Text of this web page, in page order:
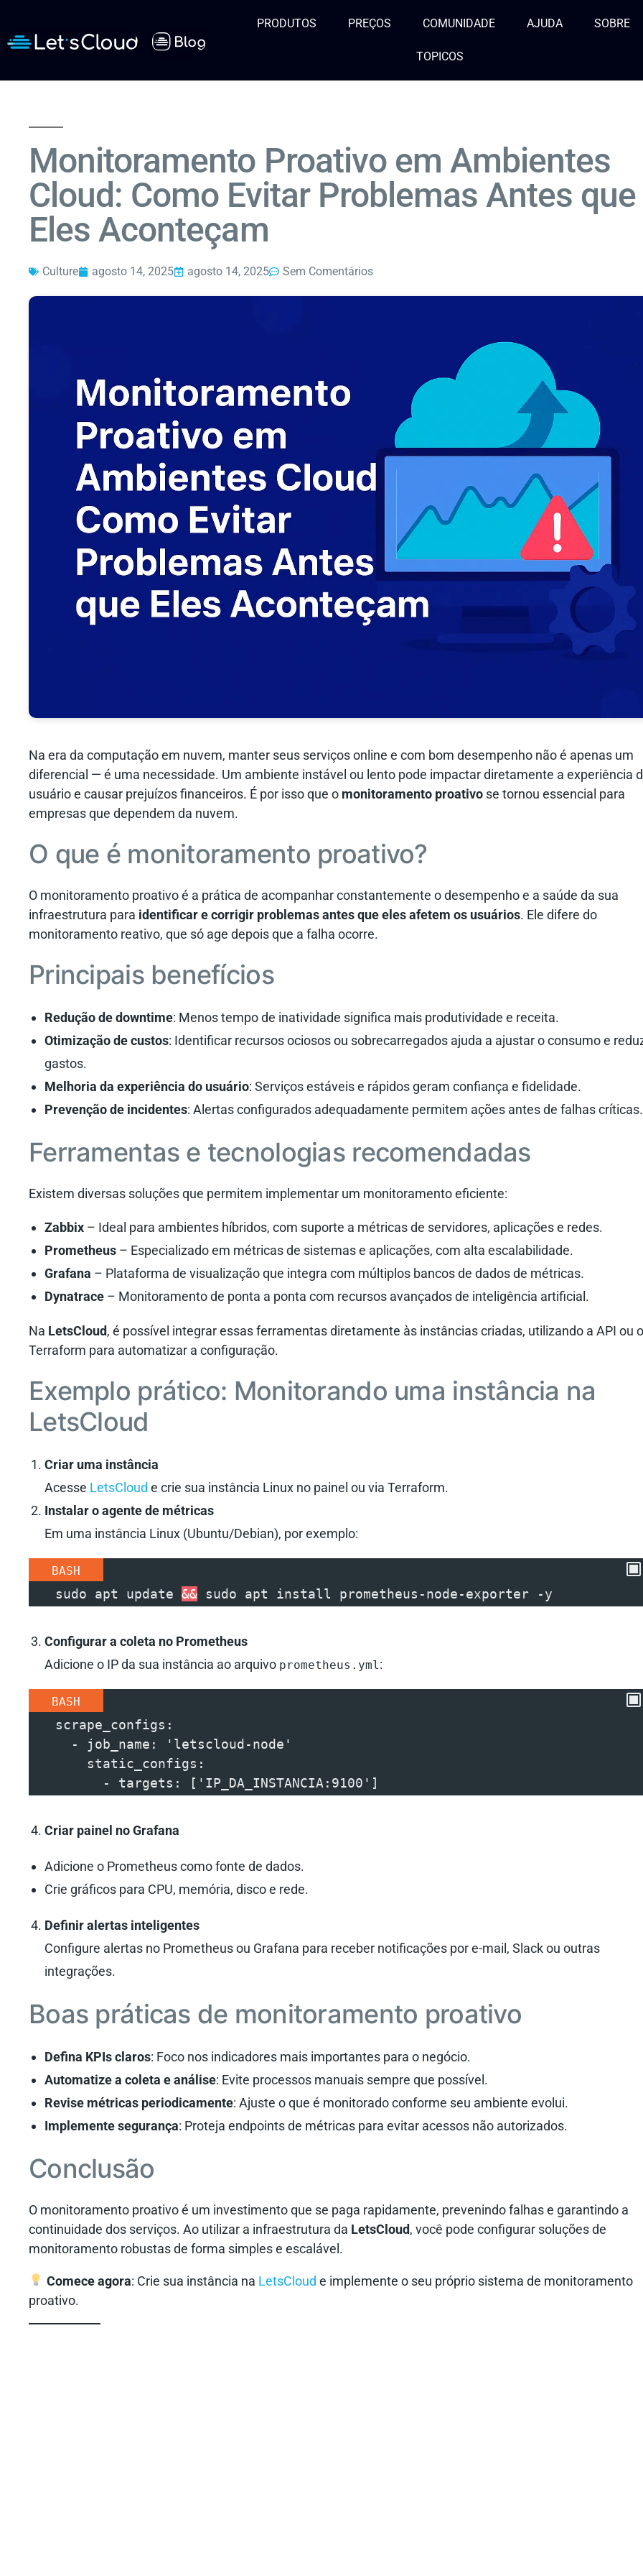
PRODUTOS PREÇOS COMUNIDADE AJUDA SOBRE
TOPICOS
Monitoramento Proativo em Ambientes
Cloud: Como Evitar Problemas Antes que
Eles Aconteçam
Culture agosto 14, 2025 agosto 14, 2025 Sem Comentários
Na era da computação em nuvem, manter seus serviços online e com bom desempenho não é apenas um
diferencial — é uma necessidade. Um ambiente instável ou lento pode impactar diretamente a experiência
usuário e causar prejuízos financeiros. É por isso que o monitoramento proativo se tornou essencial para
empresas que dependem da nuvem.
O que é monitoramento proativo?
O monitoramento proativo é a prática de acompanhar constantemente o desempenho e a saúde da sua
infraestrutura para identificar e corrigir problemas antes que eles afetem os usuários. Ele difere do
monitoramento reativo, que só age depois que a falha ocorre.
Principais benefícios
Redução de downtime: Menos tempo de inatividade significa mais produtividade e receita.
Otimização de custos: Identificar recursos ociosos ou sobrecarregados ajuda a ajustar o consumo e
gastos.
Melhoria da experiência do usuário: Serviços estáveis e rápidos geram confiança e fidelidade.
Prevenção de incidentes: Alertas configurados adequadamente permitem ações antes de falhas críticas.
Ferramentas e tecnologias recomendadas
Existem diversas soluções que permitem implementar um monitoramento eficiente:
Zabbix – Ideal para ambientes híbridos, com suporte a métricas de servidores, aplicações e redes.
Prometheus – Especializado em métricas de sistemas e aplicações, com alta escalabilidade.
Grafana – Plataforma de visualização que integra com múltiplos bancos de dados de métricas.
Dynatrace – Monitoramento de ponta a ponta com recursos avançados de inteligência artificial.
Na LetsCloud, é possível integrar essas ferramentas diretamente às instâncias criadas, utilizando a API ou o
Terraform para automatizar a configuração.
Exemplo prático: Monitorando uma instância na
LetsCloud
Criar uma instância
Acesse LetsCloud e crie sua instância Linux no painel ou via Terraform.
Instalar o agente de métricas
Em uma instância Linux (Ubuntu/Debian), por exemplo:
BASH
   sudo apt update
&& sudo apt install prometheus-node-exporter -y
Configurar a coleta no Prometheus
Adicione o IP da sua instância ao arquivo prometheus.yml :
BASH
   scrape_configs:
     - job_name: 'letscloud-node'
       static_configs:
         - targets: ['IP_DA_INSTANCIA:9100']
Criar painel no Grafana
Adicione o Prometheus como fonte de dados.
Crie gráficos para CPU, memória, disco e rede.
Definir alertas inteligentes
Configure alertas no Prometheus ou Grafana para receber notificações por e-mail, Slack ou outras
integrações.
Boas práticas de monitoramento proativo
Defina KPIs claros: Foco nos indicadores mais importantes para o negócio.
Automatize a coleta e análise: Evite processos manuais sempre que possível.
Revise métricas periodicamente: Ajuste o que é monitorado conforme seu ambiente evolui.
Implemente segurança: Proteja endpoints de métricas para evitar acessos não autorizados.
Conclusão
O monitoramento proativo é um investimento que se paga rapidamente, prevenindo falhas e garantindo a
continuidade dos serviços. Ao utilizar a infraestrutura da LetsCloud, você pode configurar soluções de
monitoramento robustas de forma simples e escalável.
Comece agora: Crie sua instância na LetsCloud e implemente o seu próprio sistema de monitoramento
proativo.